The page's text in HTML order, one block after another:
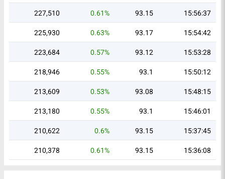
15:56:37
93.15
0.61%
227,510
15:54:42
93.17
0.63%
225,930
15:53:28
93.12
0.57%
223,684
15:50:12
93.1
0.55%
218,946
15:48:15
93.08
0.53%
213,609
15:46:01
93.1
0.55%
213,180
15:37:45
93.15
0.6%
210,622
15:36:08
93.15
0.61%
210,378